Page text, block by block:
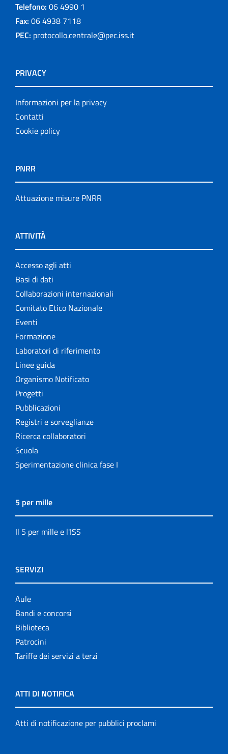
Telefono: 06 4990 1
Fax: 06 4938 7118
PEC: protocollo.centrale@pec.iss.it
PRIVACY
Informazioni per la privacy
Contatti
Cookie policy
PNRR
Attuazione misure PNRR
ATTIVITÀ
Accesso agli atti
Basi di dati
Collaborazioni internazionali
Comitato Etico Nazionale
Eventi
Formazione
Laboratori di riferimento
Linee guida
Organismo Notificato
Progetti
Pubblicazioni
Registri e sorveglianze
Ricerca collaboratori
Scuola
Sperimentazione clinica fase I
5 per mille
Il 5 per mille e l'ISS
SERVIZI
Aule
Bandi e concorsi
Biblioteca
Patrocini
Tariffe dei servizi a terzi
ATTI DI NOTIFICA
Atti di notificazione per pubblici proclami